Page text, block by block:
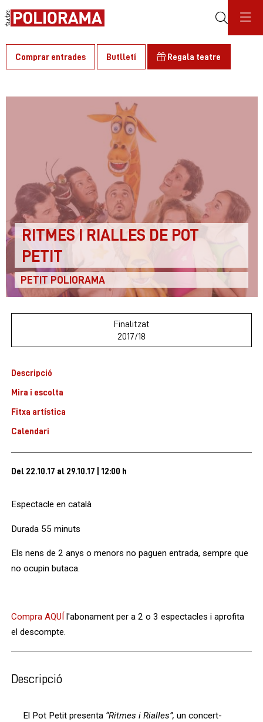
Comprar entrades Butlletí Regala teatre
RITMES I RIALLES DE POT
PETIT
PETIT POLIORAMA
Finalitzat
2017/18
Descripció
Mira i escolta
Fitxa artística
Calendari
Del 22.10.17 al 29.10.17 12:00 h
Espectacle en català
Durada 55 minuts
Els nens de 2 anys o menors no paguen entrada, sempre que
no ocupin butaca.
Compra AQUÍ l'abonament per a 2 o 3 espectacles i aprofita
el descompte.
Descripció
El Pot Petit presenta “Ritmes i Rialles”, un concert-